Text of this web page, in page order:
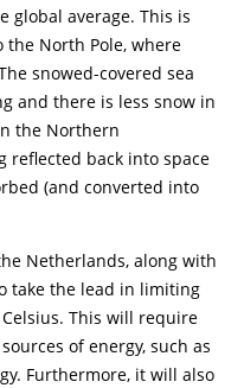
global average. This is
the North Pole, where
snowed-covered sea
and there is less snow in
the Northern
reflected back into space
(and converted into
Netherlands, along with
take the lead in limiting
This will require
of energy, such as
Furthermore, it will also